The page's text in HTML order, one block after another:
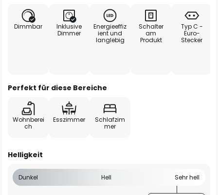
Dimmbar
Inklusive
Dimmer
Energieeffiz
ient und
langlebig
Schalter
am
Produkt
Typ C -
Euro-
Stecker
Perfekt für diese Bereiche
Wohnberei
ch
Esszimmer
Schlafzim
mer
Helligkeit
Dunkel Hell Sehr hell